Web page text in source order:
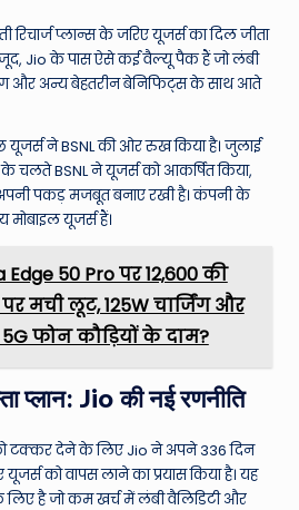
प्लान्स के जरिए यूजर्स का दिल जीता
Jio के पास ऐसे कई वैल्यू पैक हैं जो लंबी
और अन्य बेहतरीन बेनिफिट्स के साथ आते
यूजर्स ने BSNL की ओर रुख किया है। जुलाई
के चलते BSNL ने यूजर्स को आकर्षित किया,
पकड़ मजबूत बनाए रखी है। कंपनी के
मोबाइल यूजर्स हैं।
50 Pro पर ₹12,600 की
मची लूट, 125W चार्जिंग और
फोन कौड़ियों के दाम?
प्लान: Jio की नई रणनीति
को टक्कर देने के लिए Jio ने अपने 336 दिन
को वापस लाने का प्रयास किया है। यह
लिए है जो कम खर्च में लंबी वैलिडिटी और